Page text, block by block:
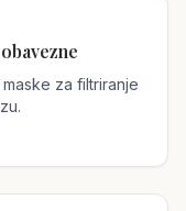
za filtriranje